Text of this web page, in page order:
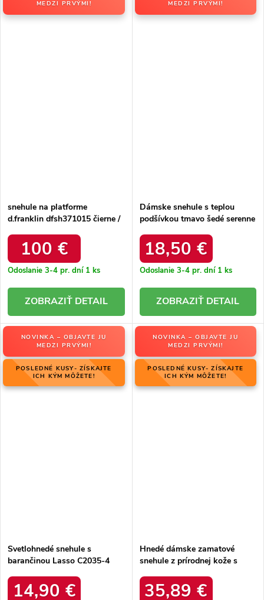
MEDZI PRVÝMI!
snehule na platforme
d.franklin dfsh371015 čierne /
100 €
Odoslanie 3-4 pr. dní 1 ks
DETAIL
MEDZI PRVÝMI!
Dámske snehule s teplou
podšívkou tmavo šedé serenne
18,50 €
Odoslanie 3-4 pr. dní 1 ks
DETAIL
NOVINKA – OBJAVTE JU
MEDZI PRVÝMI!
POSLEDNÉ KUSY- ZÍSKAJTE
ICH KÝM MÔŽETE!
Svetlohnedé snehule s
barančinou Lasso C2035-4
14,90 €
NOVINKA – OBJAVTE JU
MEDZI PRVÝMI!
POSLEDNÉ KUSY- ZÍSKAJTE
ICH KÝM MÔŽETE!
Hnedé dámske zamatové
snehule z prírodnej kože s
produktu W5821 COFFEE
35,89 €